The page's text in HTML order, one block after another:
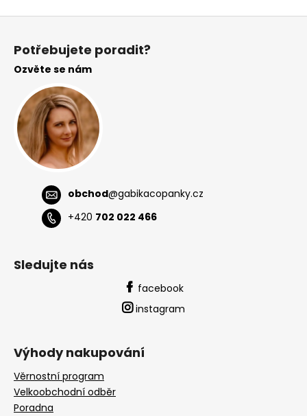
Potřebujete poradit?
Ozvěte se nám
obchod@gabikacopanky.cz
+420 702 022 466
Sledujte nás
facebook
instagram
Výhody nakupování
Věrnostní program
Velkoobchodní odběr
Poradna